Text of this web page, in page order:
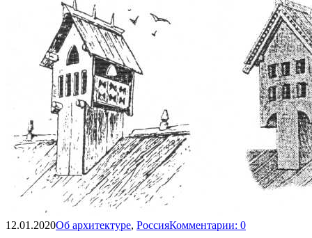
12.01.2020Об архитектуре, РоссияКомментарии: 0